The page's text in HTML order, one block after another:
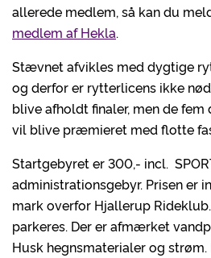
allerede medlem, så kan du
medlem af Hekla.
Stævnet afvikles med dygtige
og derfor er rytterlicens ikke
blive afholdt finaler, men de
vil blive præmieret med flotte
Startgebyret er 300,- incl.
administrationsgebyr. Prisen er
mark overfor Hjallerup
parkeres. Der er afmærket
Husk hegnsmaterialer og